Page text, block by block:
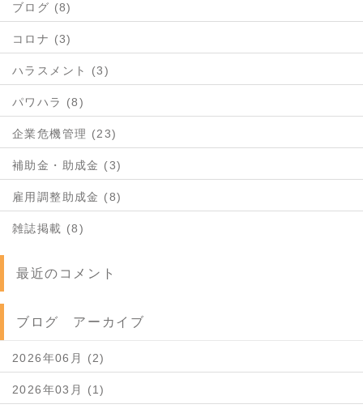
ブログ (8)
コロナ (3)
ハラスメント (3)
パワハラ (8)
企業危機管理 (23)
補助金・助成金 (3)
雇用調整助成金 (8)
雑誌掲載 (8)
最近のコメント
ブログ アーカイブ
2026年06月 (2)
2026年03月 (1)